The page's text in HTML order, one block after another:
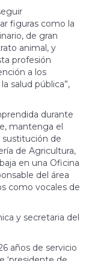
figuras como la
de gran
animal, y
profesión
a los
salud pública”,
durante
mantenga el
sustitución de
de Agricultura,
en una Oficina
del área
como vocales de
y secretaria del
años de servicio